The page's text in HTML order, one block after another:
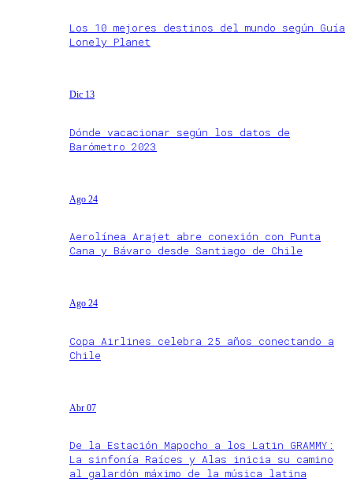
Los 10 mejores destinos del mundo según Guía
Lonely Planet
Dic 13
Dónde vacacionar según los datos de
Barómetro 2023
Ago 24
Aerolínea Arajet abre conexión con Punta
Cana y Bávaro desde Santiago de Chile
Ago 24
Copa Airlines celebra 25 años conectando a
Chile
Abr 07
De la Estación Mapocho a los Latin GRAMMY:
La sinfonía Raíces y Alas inicia su camino
al galardón máximo de la música latina